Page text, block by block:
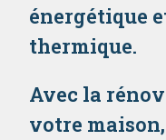
énergétique
thermique.
Avec la
votre